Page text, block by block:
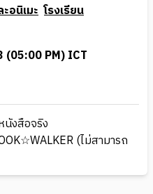
อนิเมะ โรงเรียน
PM) ICT
นังสือจริง
(ไม่สามารถ